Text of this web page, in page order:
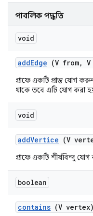
পাবলিক পদ্ধতি
void
addEdge (V from,
গ্রাফে একটি প্রান্ত যোগ
থাকে তবে এটি যোগ করা
void
addVertice (V
গ্রাফে একটি শীর্ষবিন্দু
boolean
contains (V vertex)